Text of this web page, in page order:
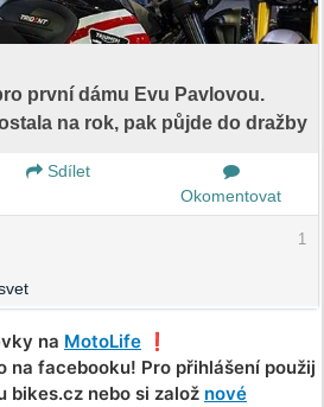
první dámu Evu Pavlovou.
na rok, pak půjde do dražby
Sdílet
Okomentovat
1
na MotoLife ❗️
na facebooku! Pro přihlášení použij
bikes.cz nebo si založ nové